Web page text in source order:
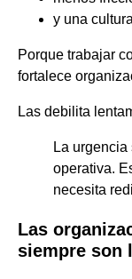
y una
Porque trabajar
fortalece
Las debilita
La
operativa.
necesita
Las
siempre son